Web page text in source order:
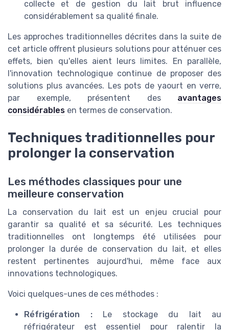
collecte et de gestion du lait brut influence
considérablement sa qualité finale.
Les approches traditionnelles décrites dans la suite de
cet article offrent plusieurs solutions pour atténuer ces
effets, bien qu'elles aient leurs limites. En parallèle,
l'innovation technologique continue de proposer des
solutions plus avancées. Les pots de yaourt en verre,
par exemple, présentent des avantages
considérables en termes de conservation.
Techniques traditionnelles pour
prolonger la conservation
Les méthodes classiques pour une
meilleure conservation
La conservation du lait est un enjeu crucial pour
garantir sa qualité et sa sécurité. Les techniques
traditionnelles ont longtemps été utilisées pour
prolonger la durée de conservation du lait, et elles
restent pertinentes aujourd'hui, même face aux
innovations technologiques.
Voici quelques-unes de ces méthodes :
Réfrigération :Le stockage du lait au
réfrigérateur est essentiel pour ralentir la